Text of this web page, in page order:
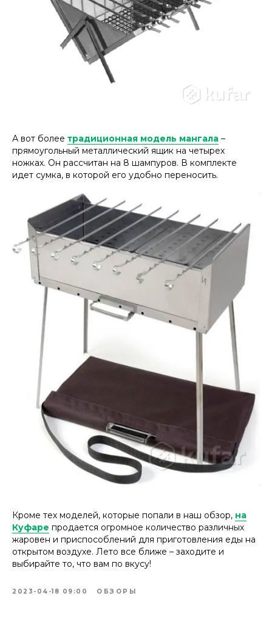
А вот более традиционная модель мангала –
прямоугольный металлический ящик на четырех
ножках. Он рассчитан на 8 шампуров. В комплекте
идет сумка, в которой его удобно переносить.
Кроме тех моделей, которые попали в наш обзор, на
Куфаре продается огромное количество различных
жаровен и приспособлений для приготовления еды на
открытом воздухе. Лето все ближе – заходите и
выбирайте то, что вам по вкусу!
2023-04-18 09:00 ОБЗОРЫ